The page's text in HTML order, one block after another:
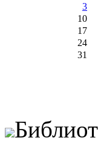
3
10
17
24
31